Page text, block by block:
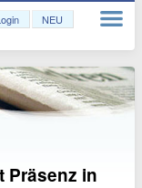
NEU
Präsenz in